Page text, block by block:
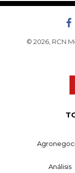
© 2026, RCN
Análisis